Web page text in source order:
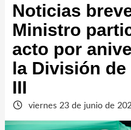
Noticias
Ministro
acto por
la División
III
viernes 23 de junio de